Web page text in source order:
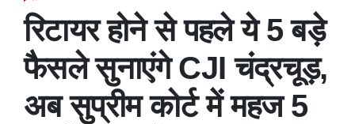
IN
रिटायर होने से पहले ये 5 बड़े
फैसले सुनाएंगे CJI चंद्रचूड़,
अब सुप्रीम कोर्ट में महज 5